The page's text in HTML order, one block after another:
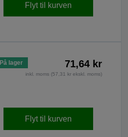
Flyt til kurven
På lager 71,64 kr
inkl. moms (57,31 kr ekskl. moms)
Flyt til kurven